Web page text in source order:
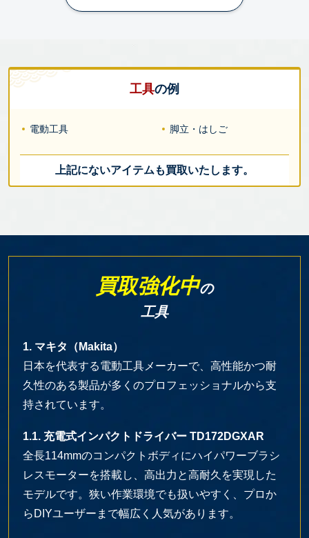
工具の例
電動工具 脚立・はしご
上記にないアイテムも買取いたします。
買取強化中の
工具
1. マキタ（Makita）
日本を代表する電動工具メーカーで、高性能かつ耐
久性のある製品が多くのプロフェッショナルから支
持されています。
1.1. 充電式インパクトドライバー TD172DGXAR
全長114mmのコンパクトボディにハイパワーブラシ
レスモーターを搭載し、高出力と高耐久を実現した
モデルです。狭い作業環境でも扱いやすく、プロか
らDIYユーザーまで幅広く人気があります。